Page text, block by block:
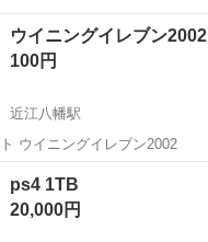
ウイニングイレブン2002
100円
近江八幡駅
ウイニングイレブン2002
ps4 1TB
20,000円